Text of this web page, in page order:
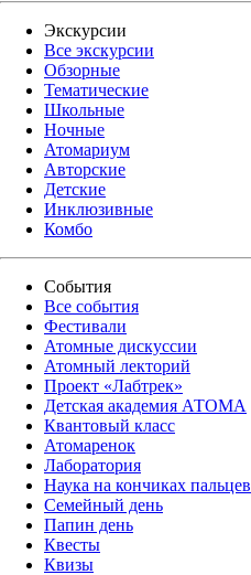
Экскурсии
Все экскурсии
Обзорные
Тематические
Школьные
Ночные
Атомариум
Авторские
Детские
Инклюзивные
Комбо
События
Все события
Фестивали
Атомные дискуссии
Атомный лекторий
Проект «Лабтрек»
Детская академия АТОМА
Квантовый класс
Атомаренок
Лаборатория
Наука на кончиках пальцев
Семейный день
Папин день
Квесты
Квизы